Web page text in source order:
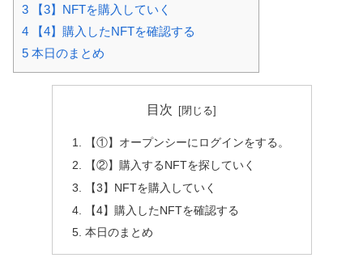
3 【3】NFTを購入していく
4 【4】購入したNFTを確認する
5 本日のまとめ
目次
【①】オープンシーにログインをする。
【②】購入するNFTを探していく
【3】NFTを購入していく
【4】購入したNFTを確認する
本日のまとめ